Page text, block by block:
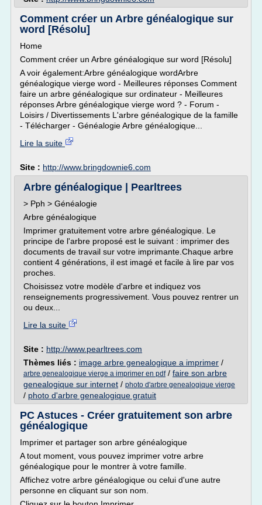
Comment créer un Arbre généalogique sur
word [Résolu]
Home
Comment créer un Arbre généalogique sur word [Résolu]
A voir également:Arbre généalogique wordArbre
généalogique vierge word - Meilleures réponses Comment
faire un arbre généalogique sur ordinateur - Meilleures
réponses Arbre généalogique vierge word ? - Forum -
Loisirs / Divertissements L'arbre généalogique de la famille
- Télécharger - Généalogie Arbre généalogique...
Lire la suite
Site : http://www.bringdownie6.com
Arbre généalogique | Pearltrees
> Pph > Généalogie
Arbre généalogique
Imprimer gratuitement votre arbre généalogique. Le
principe de l'arbre proposé est le suivant : imprimer des
documents de travail sur votre imprimante.Chaque arbre
contient 4 générations, il est imagé et facile à lire par vos
proches.
Choisissez votre modèle d'arbre et indiquez vos
renseignements progressivement. Vous pouvez rentrer un
ou deux...
Lire la suite
Site : http://www.pearltrees.com
Thèmes liés : image arbre genealogique a imprimer /
arbre genealogique vierge a imprimer en pdf/ faire son arbre
genealogique sur internet / photo d'arbre genealogique vierge
/ photo d'arbre genealogique gratuit
PC Astuces - Créer gratuitement son arbre
généalogique
Imprimer et partager son arbre généalogique
A tout moment, vous pouvez imprimer votre arbre
généalogique pour le montrer à votre famille.
Affichez votre arbre généalogique ou celui d'une autre
personne en cliquant sur son nom.